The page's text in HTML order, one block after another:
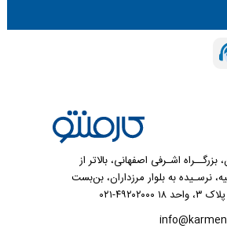
بزرگــراه اشـرفی اصفهانی، بالاتر از
نرسـیده به بلوار مرزداران، بن‌بست
۴۹۲۰۲۰۰۰-۰۲۱